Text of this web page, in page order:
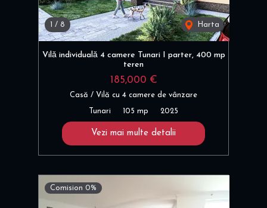
1 / 8 Harta
Vilă individuală 4 camere Tunari I parter, 400 mp
teren
185,000 €
Casă / Vilă cu 4 camere de vânzare
Tunari 105 mp 2025
Vezi mai multe detalii
Comision 0%